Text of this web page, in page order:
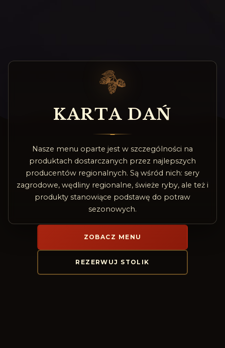
KARTA DAŃ
Nasze menu oparte jest w szczególności na
produktach dostarczanych przez najlepszych
producentów regionalnych. Są wśród nich: sery
zagrodowe, wędliny regionalne, świeże ryby, ale też i
produkty stanowiące podstawę do potraw
sezonowych.
ZOBACZ MENU
REZERWUJ STOLIK